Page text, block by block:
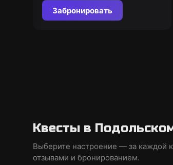
Забронировать
Квесты в
Выберите настроение — за каждой
отзывами и бронированием.